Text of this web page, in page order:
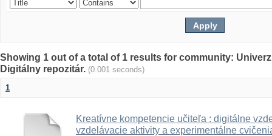
Showing 1 out of a total of 1 results for community:
Digitálny repozitár. (0.001 seconds)
1
Kreatívne kompetencie učiteľa : digitálne
vzdelávacie aktivity a experimentálne